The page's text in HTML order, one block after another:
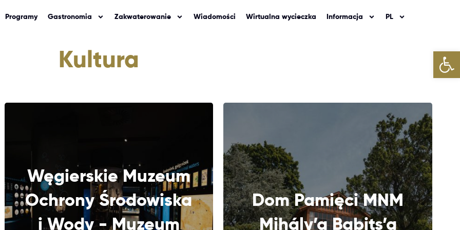
Programy Gastronomia Zakwaterowanie Wiadomości Wirtualna wycieczka Informacja PL
Kultura
Węgierskie Muzeum
Ochrony Środowiska
i Wody - Muzeum
DALEJ
Dom Pamięci MNM
Mihály’a Babits’a
DALEJ